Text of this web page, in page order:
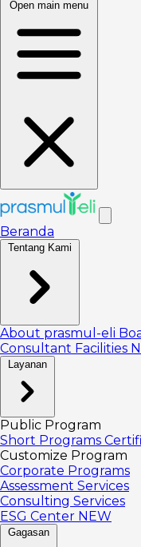
Open main menu
Beranda
Tentang Kami
About prasmul-eli
Consultant Facilities
Layanan
Public Program
Short Programs
Customize Program
Corporate Programs
Assessment Services
Consulting Services
ESG Center NEW
Gagasan